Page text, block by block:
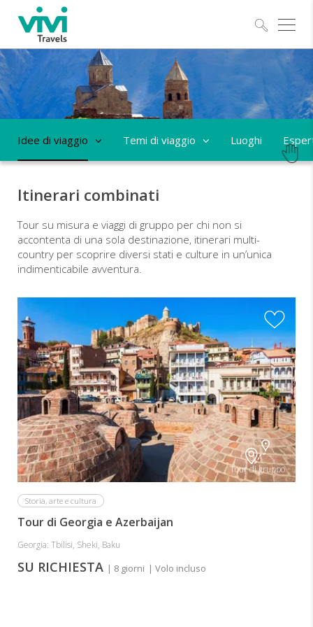
Idee di viaggio Temi di viaggio Luoghi
Itinerari combinati
Tour su misura e viaggi di gruppo per chi non si
accontenta di una sola destinazione, itinerari multi-
country per scoprire diversi stati e culture in un’unica
indimenticabile avventura.
Tour di gruppo
Storia, arte e cultura
Tour di Georgia e Azerbaijan
Georgia: Tbilisi, Sheki, Baku
SU RICHIESTA | 8 giorni | Volo incluso